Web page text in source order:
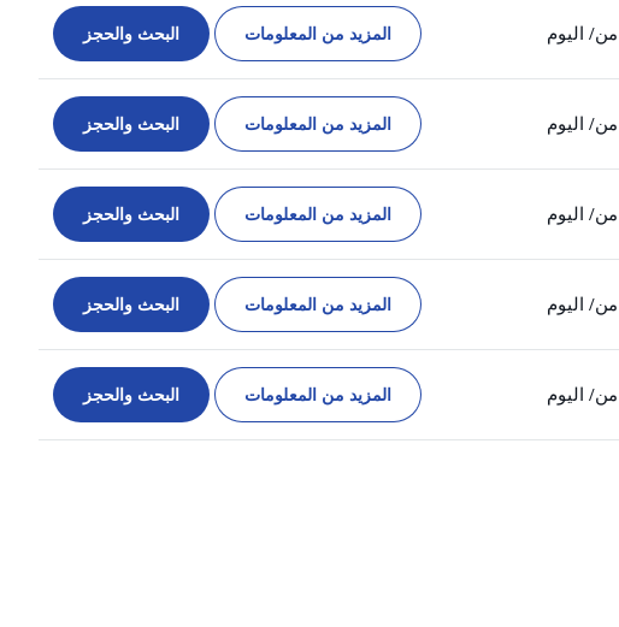
من/ اليوم المزيد من المعلومات البحث والحجز
من/ اليوم المزيد من المعلومات البحث والحجز
من/ اليوم المزيد من المعلومات البحث والحجز
من/ اليوم المزيد من المعلومات البحث والحجز
من/ اليوم المزيد من المعلومات البحث والحجز